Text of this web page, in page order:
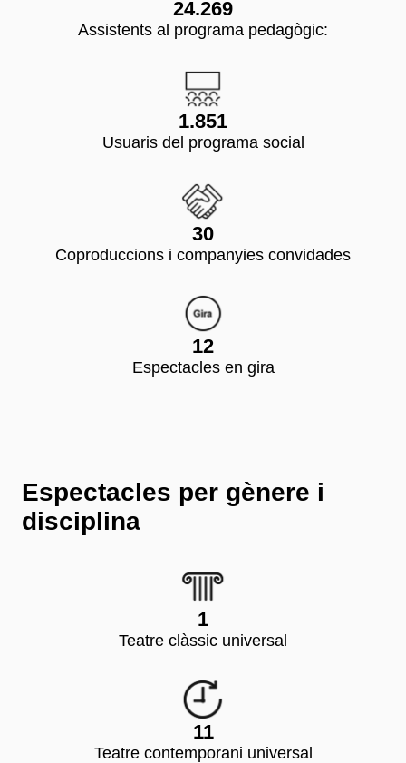
24.269
Assistents al programa pedagògic:
1.851
Usuaris del programa social
30
Coproduccions i companyies convidades
12
Espectacles en gira
Espectacles per gènere i
disciplina
1
Teatre clàssic universal
11
Teatre contemporani universal